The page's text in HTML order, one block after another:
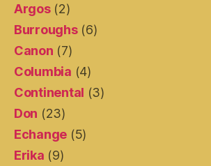
Argos(2)
Burroughs(6)
Canon (7)
Columbia (4)
Continental (3)
Don (23)
Echange (5)
Erika (9)